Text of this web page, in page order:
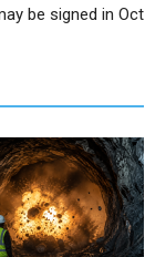
be signed in Oct